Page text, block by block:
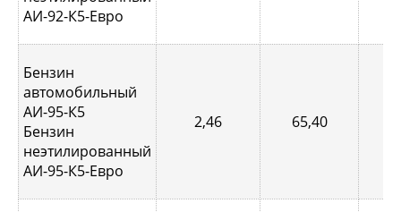
АИ-92-К5-Евро
Бензин
автомобильный
АИ-95-К5
Бензин
неэтилированный
АИ-95-К5-Евро
2,46 65,40